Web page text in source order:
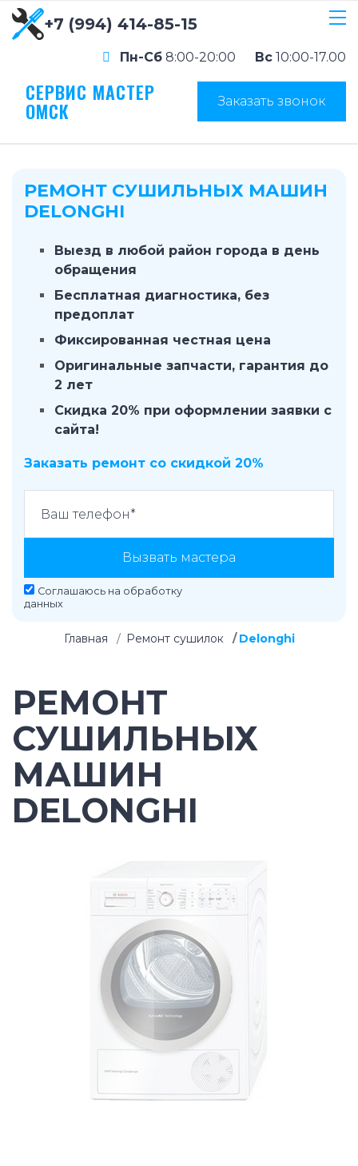
+7 (994) 414-85-15
Пн-Сб 8:00-20:00 Вс 10:00-17.00
СЕРВИС МАСТЕР
ОМСК Заказать звонок
РЕМОНТ СУШИЛЬНЫХ МАШИН
DELONGHI
Выезд в любой район города в день
обращения
Бесплатная диагностика, без
предоплат
Фиксированная честная цена
Оригинальные запчасти, гарантия до
2 лет
Скидка 20% при оформлении заявки с
сайта!
Заказать ремонт со скидкой 20%
Вызвать мастера
Соглашаюсь на обработку
данных
Главная Ремонт сушилок Delonghi
РЕМОНТ
СУШИЛЬНЫХ
МАШИН
DELONGHI